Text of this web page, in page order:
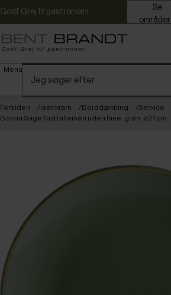
Godt Grej til gastronomi
områder
Menu
Forsiden Isenkram Borddækning Service
Bonna Sage flad tallerken uden fane, grøn, ø21 cm